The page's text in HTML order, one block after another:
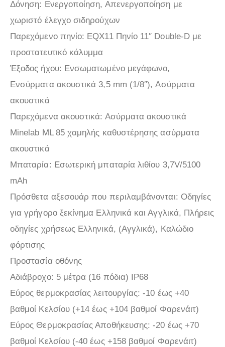
Δόνηση: Ενεργοποίηση, Απενεργοποίηση με
χωριστό έλεγχο σιδηρούχων
Παρεχόμενο πηνίο: EQX11 Πηνίο 11″ Double-D με
προστατευτικό κάλυμμα
Έξοδος ήχου: Ενσωματωμένο μεγάφωνο,
Ενσύρματα ακουστικά 3,5 mm (1/8″), Ασύρματα
ακουστικά
Παρεχόμενα ακουστικά: Ασύρματα ακουστικά
Minelab ML 85 χαμηλής καθυστέρησης ασύρματα
ακουστικά
Μπαταρία: Εσωτερική μπαταρία λιθίου 3,7V/5100
mAh
Πρόσθετα αξεσουάρ που περιλαμβάνονται: Οδηγίες
για γρήγορο ξεκίνημα Ελληνικά και Αγγλικά, Πλήρεις
οδηγίες χρήσεως Ελληνικά, (Αγγλικά), Καλώδιο
φόρτισης
Προστασία οθόνης
Αδιάβροχο: 5 μέτρα (16 πόδια) IP68
Εύρος θερμοκρασίας λειτουργίας: -10 έως +40
βαθμοί Κελσίου (+14 έως +104 βαθμοί Φαρενάιτ)
Εύρος Θερμοκρασίας Αποθήκευσης: -20 έως +70
βαθμοί Κελσίου (-40 έως +158 βαθμοί Φαρενάιτ)